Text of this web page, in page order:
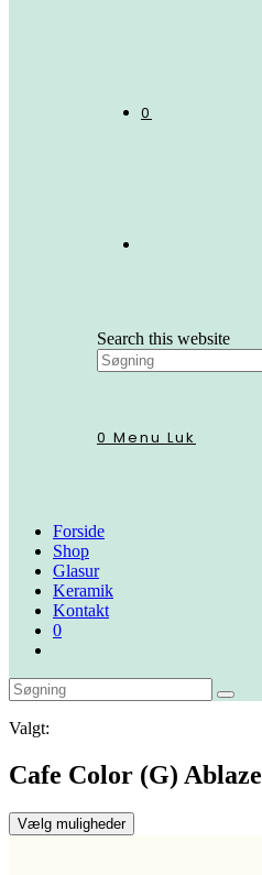
0
Search this website
0 Menu Luk
Forside
Shop
Glasur
Keramik
Kontakt
0
Valgt:
Cafe Color (G) Ablaze
Vælg muligheder